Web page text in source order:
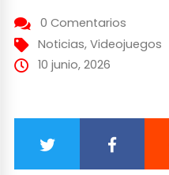
0 Comentarios
Noticias, Videojuegos
10 junio, 2026